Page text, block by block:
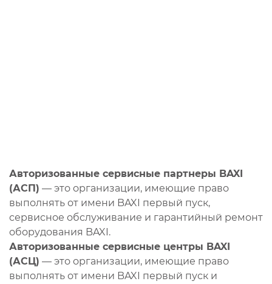
Авторизованные сервисные партнеры BAXI
(АСП) — это организации, имеющие право
выполнять от имени BAXI первый пуск,
сервисное обслуживание и гарантийный ремонт
оборудования BAXI.
Авторизованные сервисные центры BAXI
(АСЦ) — это организации, имеющие право
выполнять от имени BAXI первый пуск и